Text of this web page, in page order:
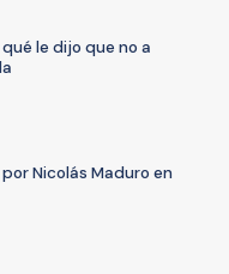
le dijo que no a
Nicolás Maduro en